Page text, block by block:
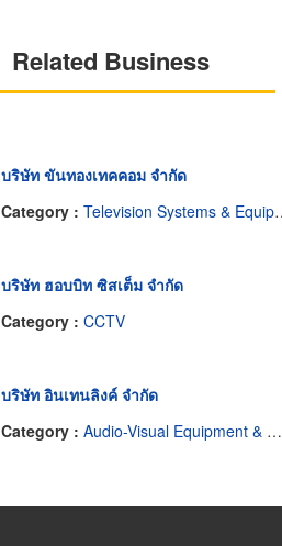
Related Business
บริษัท ขันทองเทคคอม จำกัด
Category :Television Systems & Equipment-Closed Circuit
บริษัท ฮอบบิท ซิสเต็ม จำกัด
Category :CCTV
บริษัท อินเทนลิงค์ จำกัด
Category :Audio-Visual Equipment & Supplies